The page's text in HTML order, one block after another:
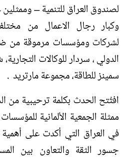
لصندوق العراق للتنمية – وممثلين
وكبار رجال الاعمال من
لشركات ومؤسسات مرموقة من
الدولي ، سردار للوكالات
سمينز للطاقة، مجموعة مارتريد .
افتُتح الحدث بكلمة ترحيبية من
ممثلة الجمعية الألمانية
في العراق التي أكدت على
جسور الثقة والتعاون بين